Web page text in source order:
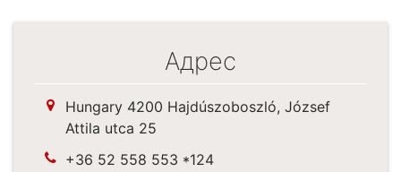
Адрес
Hungary 4200 Hajdúszoboszló, József
Attila utca 25
+36 52 558 553 *124